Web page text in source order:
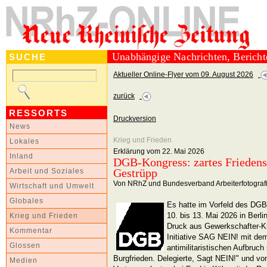
SUCHE
RESSORTS
News
Lokales
Inland
Arbeit und Soziales
Wirtschaft und Umwelt
Globales
Krieg und Frieden
Kommentar
Glossen
Medien
Unabhängige Nachrichten,
Aktueller Online-Flyer vom 09. August 2026
zurück
Druckversion
Krieg und Frieden
Erklärung vom 22. Mai 2026
DGB-Kongress: zartes
Gestrüpp
Von NRhZ und Bundesverband
Es hatte im Vorfeld des
10. bis 13. Mai 2026 in
Druck aus Gewerkschafter-
Initiative SAG NEIN! mit
antimilitaristischen
Burgfrieden. Delegierte, Sagt NEIN!" und